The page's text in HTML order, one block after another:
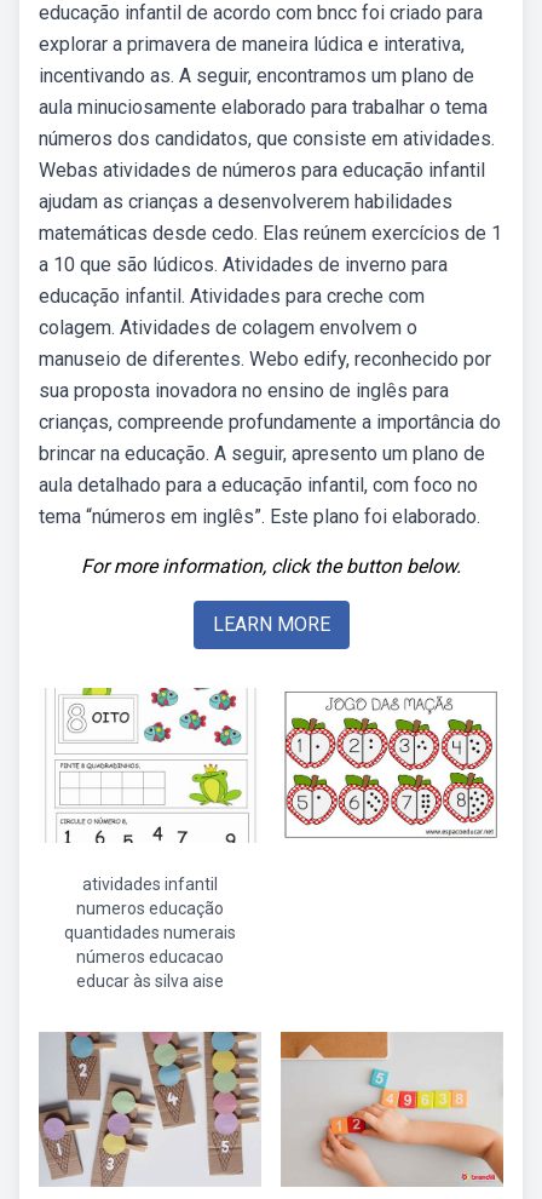
educação infantil de acordo com bncc foi criado para
explorar a primavera de maneira lúdica e interativa,
incentivando as. A seguir, encontramos um plano de
aula minuciosamente elaborado para trabalhar o tema
números dos candidatos, que consiste em atividades.
Webas atividades de números para educação infantil
ajudam as crianças a desenvolverem habilidades
matemáticas desde cedo. Elas reúnem exercícios de 1
a 10 que são lúdicos. Atividades de inverno para
educação infantil. Atividades para creche com
colagem. Atividades de colagem envolvem o
manuseio de diferentes. Webo edify, reconhecido por
sua proposta inovadora no ensino de inglês para
crianças, compreende profundamente a importância do
brincar na educação. A seguir, apresento um plano de
aula detalhado para a educação infantil, com foco no
tema “números em inglês”. Este plano foi elaborado.
For more information, click the button below.
LEARN MORE
atividades infantil
numeros educação
quantidades numerais
números educacao
educar às silva aise